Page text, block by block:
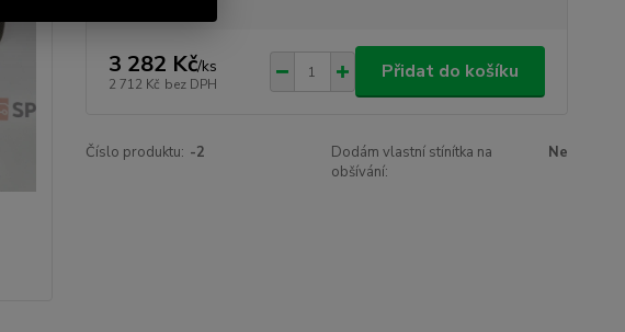
3 282 Kč/ks
2 712 Kč bez DPH
Přidat do košíku
Číslo produktu: -2
Dodám vlastní stínítka na
obšívání:
Ne